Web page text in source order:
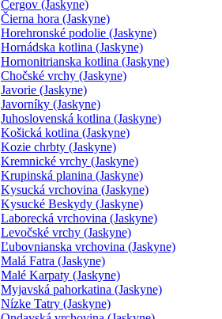
Čergov (Jaskyne)
Čierna hora (Jaskyne)
Horehronské podolie (Jaskyne)
Hornádska kotlina (Jaskyne)
Hornonitrianska kotlina (Jaskyne)
Chočské vrchy (Jaskyne)
Javorie (Jaskyne)
Javorníky (Jaskyne)
Juhoslovenská kotlina (Jaskyne)
Košická kotlina (Jaskyne)
Kozie chrbty (Jaskyne)
Kremnické vrchy (Jaskyne)
Krupinská planina (Jaskyne)
Kysucká vrchovina (Jaskyne)
Kysucké Beskydy (Jaskyne)
Laborecká vrchovina (Jaskyne)
Levočské vrchy (Jaskyne)
Ľubovnianska vrchovina (Jaskyne)
Malá Fatra (Jaskyne)
Malé Karpaty (Jaskyne)
Myjavská pahorkatina (Jaskyne)
Nízke Tatry (Jaskyne)